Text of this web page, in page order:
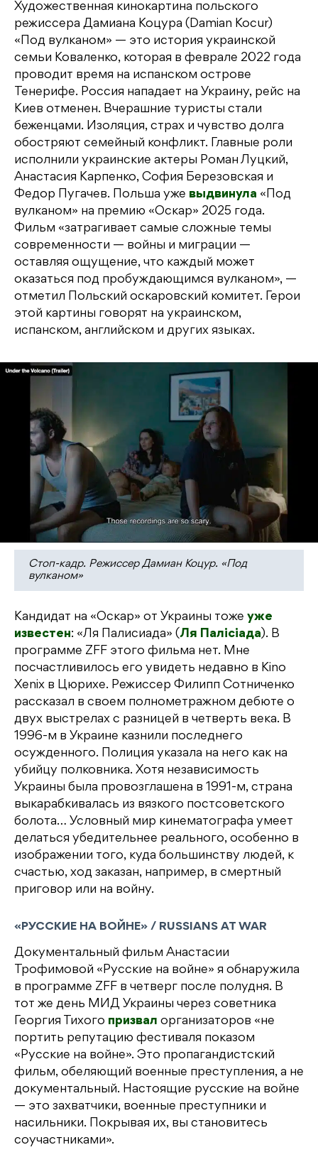
Художественная кинокартина польского
режиссера Дамиана Коцура (Damian Kocur)
«Под вулканом» — это история украинской
семьи Коваленко, которая в феврале 2022 года
проводит время на испанском острове
Тенерифе. Россия нападает на Украину, рейс на
Киев отменен. Вчерашние туристы стали
беженцами. Изоляция, страх и чувство долга
обостряют семейный конфликт. Главные роли
исполнили украинские актеры Роман Луцкий,
Анастасия Карпенко, София Березовская и
Федор Пугачев. Польша уже выдвинула «Под
вулканом» на премию «Оскар» 2025 года.
Фильм «затрагивает самые сложные темы
современности — войны и миграции —
оставляя ощущение, что каждый может
оказаться под пробуждающимся вулканом», —
отметил Польский оскаровский комитет. Герои
этой картины говорят на украинском,
испанском, английском и других языках.
Стоп-кадр. Режиссер Дамиан Коцур. «Под
вулканом»
Кандидат на «Оскар» от Украины тоже уже
известен: «Ля Палисиада» (Ля Палісіада). В
программе ZFF этого фильма нет. Мне
посчастливилось его увидеть недавно в Kino
Xenix в Цюрихе. Режиссер Филипп Сотниченко
рассказал в своем полнометражном дебюте о
двух выстрелах с разницей в четверть века. В
1996-м в Украине казнили последнего
осужденного. Полиция указала на него как на
убийцу полковника. Хотя независимость
Украины была провозглашена в 1991-м, страна
выкарабкивалась из вязкого постсоветского
болота… Условный мир кинематографа умеет
делаться убедительнее реального, особенно в
изображении того, куда большинству людей, к
счастью, ход заказан, например, в смертный
приговор или на войну.
«РУССКИЕ НА ВОЙНЕ» / RUSSIANS AT WAR
Документальный фильм Анастасии
Трофимовой «Русские на войне» я обнаружила
в программе ZFF в четверг после полудня. В
тот же день МИД Украины через советника
Георгия Тихого призвал организаторов «не
портить репутацию фестиваля показом
«Русские на войне». Это пропагандистский
фильм, обеляющий военные преступления, а не
документальный. Настоящие русские на войне
— это захватчики, военные преступники и
насильники. Покрывая их, вы становитесь
соучастниками».